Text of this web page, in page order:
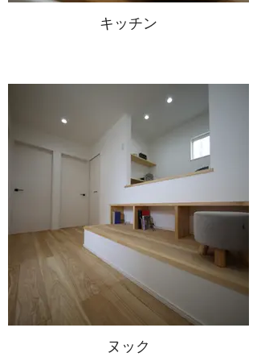
キッチン
ヌック